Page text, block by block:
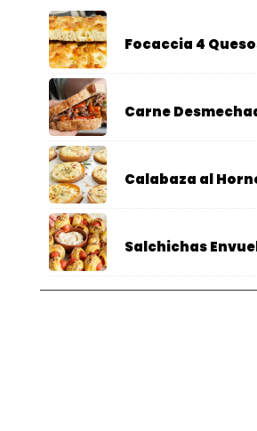
Focaccia 4
Carne
Calabaza al
Salchichas